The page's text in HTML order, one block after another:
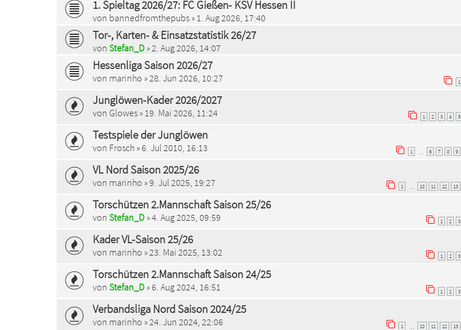
1. Spieltag 2026/27: FC Gießen- KSV Hessen II
von bannedfromthepubs » 1. Aug 2026, 17:40
Tor-, Karten- & Einsatzstatistik 26/27
von Stefan_D » 2. Aug 2026, 14:07
Hessenliga Saison 2026/27
von marinho » 28. Jun 2026, 10:27 1
Junglöwen-Kader 2026/2027
von Glowes » 19. Mai 2026, 11:24 1 2 3 4 5
Testspiele der Junglöwen
von Frosch » 6. Jul 2010, 16:13 1 6 7 8 9
VL Nord Saison 2025/26
von marinho » 9. Jul 2025, 19:27 1 10 11 12 13
Torschützen 2.Mannschaft Saison 25/26
von Stefan_D » 4. Aug 2025, 09:59 1 2 3
Kader VL-Saison 25/26
von marinho » 23. Mai 2025, 13:02 1 2 3
Torschützen 2.Mannschaft Saison 24/25
von Stefan_D » 6. Aug 2024, 16:51 1 2 3
Verbandsliga Nord Saison 2024/25
von marinho » 24. Jun 2024, 22:06 1 10 11 12 13